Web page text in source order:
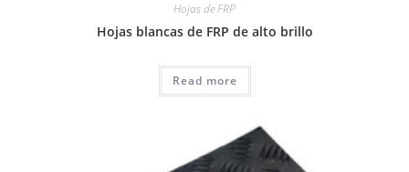
Hojas de FRP
Hojas blancas de FRP de alto brillo
Read more